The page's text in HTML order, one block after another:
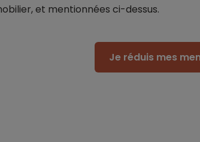
et mentionnées ci-dessus.
Je réduis mes